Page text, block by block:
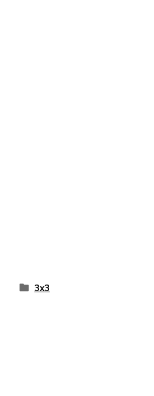
3x3